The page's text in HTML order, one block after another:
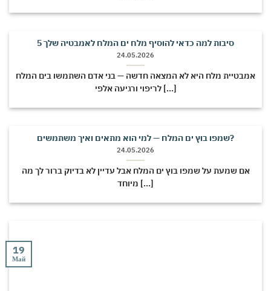
5 סיבות למה כדאי להוסיף מלח ים המלח לאמבטיה שלך
24.05.2026
אמבטיית מלח היא לא המצאה חדשה — בני אדם השתמשו בים המלח
לריפוי ורגיעה אלפי [...]
שמפו בוץ ים המלח — למי הוא מתאים ואיך משתמשים?
24.05.2026
אם שמעת על שמפו בוץ ים המלח אבל עדיין לא בדיוק ברור לך מה
מיוחד [...]
19
Май